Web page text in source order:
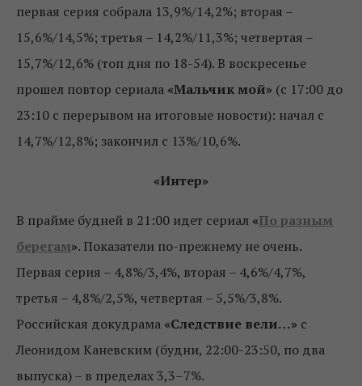
первая серия собрала 13,9%/14,2%; вторая –
15,6%/14,5%; третья – 14,2%/11,3%; четвертая –
15,7%/12,6% (топ дня по 18-54). В воскресенье
прошел повтор сериала «Мальчик мой» (с 17:00 до
23:10 с перерывом на итоговые новости): начал с
14,7%/12,8%; закончил с 13%/10,6%.
«Интер»
В прайме будней в 21:00 идет сериал «По разным
берегам». Показатели по-прежнему не очень.
Первая серия – 4,8%/3,4%, вторая – 4,6%/4,7%,
третья – 4,8%/2,5%, четвертая – 5,5%/3,8%.
Российская докудрама «Следствие вели…» с
Леонидом Каневским (будни, 22:00-23:50, по два
выпуска) – в пределах 3,3–7%.